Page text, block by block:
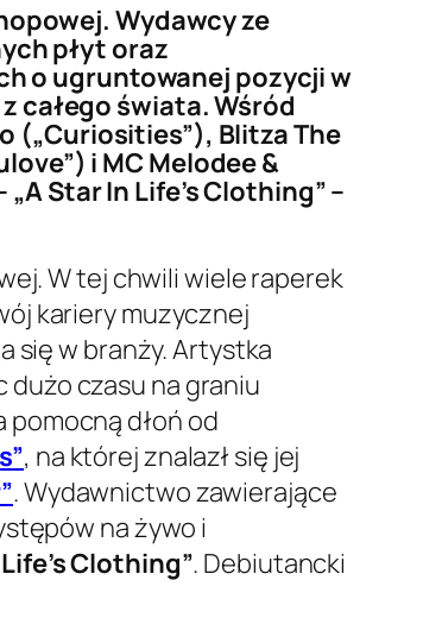
Wydawcy ze
płyt oraz
o ugruntowanej pozycji w
całego świata. Wśród
(„Curiosities”), Blitza The
i MC Melodee &
Star In Life’s Clothing” –
W tej chwili wiele raperek
kariery muzycznej
się w branży. Artystka
dużo czasu na graniu
pomocną dłoń od
, na której znalazł się jej
. Wydawnictwo zawierające
na żywo i
Clothing”. Debiutancki